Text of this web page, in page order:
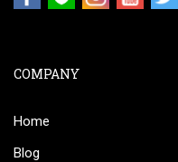
COMPANY
Home
Blog